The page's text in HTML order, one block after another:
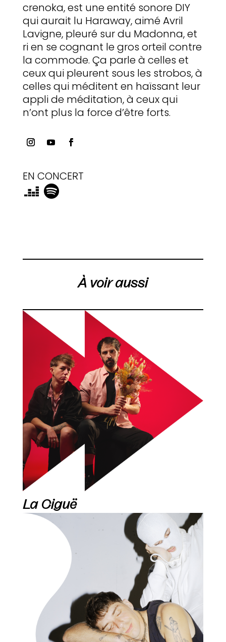
crenoka, est une entité sonore DIY
qui aurait lu Haraway, aimé Avril
Lavigne, pleuré sur du Madonna, et
ri en se cognant le gros orteil contre
la commode. Ça parle à celles et
ceux qui pleurent sous les strobos, à
celles qui méditent en haïssant leur
appli de méditation, à ceux qui
n’ont plus la force d’être forts.
EN CONCERT
À voir aussi
La Ciguë